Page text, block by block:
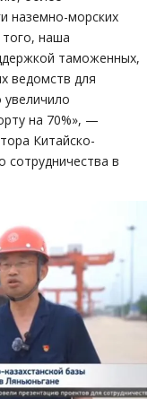
наземно-морских
наша
таможенных,
ведомств для
увеличило
на 70%», —
Китайско-
сотрудничества в